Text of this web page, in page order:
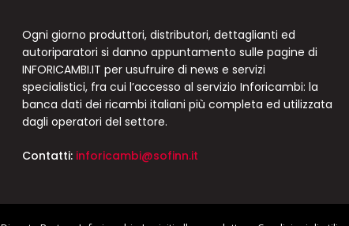
Ogni giorno produttori, distributori, dettaglianti ed
autoriparatori si danno appuntamento sulle pagine di
INFORICAMBI.IT per usufruire di news e servizi
specialistici, fra cui l’accesso al servizio Inforicambi: la
banca dati dei ricambi italiani più completa ed utilizzata
dagli operatori del settore.
Contatti: inforicambi@sofinn.it